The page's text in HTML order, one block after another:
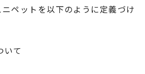
ペットを以下のように定義づけ
いて